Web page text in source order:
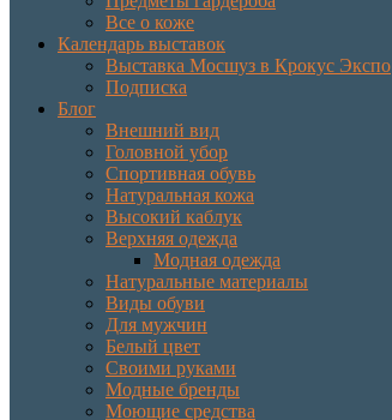
Все о коже
Календарь выставок
Выставка Мосшуз в Крокус Экспо
Подписка
Блог
Внешний вид
Головной убор
Спортивная обувь
Натуральная кожа
Высокий каблук
Верхняя одежда
Модная одежда
Натуральные материалы
Виды обуви
Для мужчин
Белый цвет
Своими руками
Модные бренды
Моющие средства